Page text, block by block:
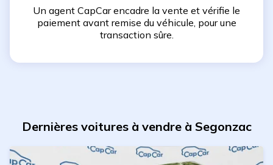
Un agent CapCar encadre la vente et vérifie le
paiement avant remise du véhicule, pour une
transaction sûre.
Dernières voitures à vendre à Segonzac